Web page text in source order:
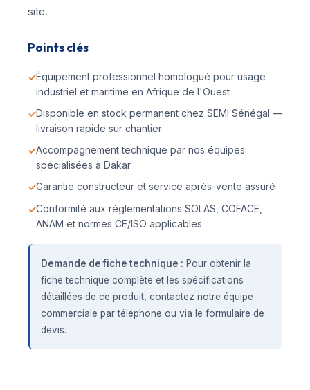
site.
Points clés
Équipement professionnel homologué pour usage
industriel et maritime en Afrique de l'Ouest
Disponible en stock permanent chez SEMI Sénégal —
livraison rapide sur chantier
Accompagnement technique par nos équipes
spécialisées à Dakar
Garantie constructeur et service après-vente assuré
Conformité aux réglementations SOLAS, COFACE,
ANAM et normes CE/ISO applicables
Demande de fiche technique : Pour obtenir la
fiche technique complète et les spécifications
détaillées de ce produit, contactez notre équipe
commerciale par téléphone ou via le formulaire de
devis.